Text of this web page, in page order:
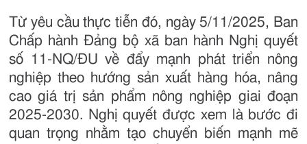
Từ yêu cầu thực tiễn đó, ngày 5/11/2025, Ban
Chấp hành Đảng bộ xã ban hành Nghị quyết
số 11-NQ/ĐU về đẩy mạnh phát triển nông
nghiệp theo hướng sản xuất hàng hóa, nâng
cao giá trị sản phẩm nông nghiệp giai đoạn
2025-2030. Nghị quyết được xem là bước đi
quan trọng nhằm tạo chuyển biến mạnh mẽ